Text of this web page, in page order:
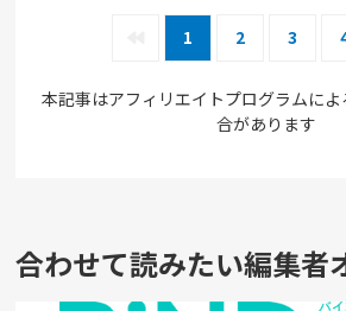
1 2 3
本記事はアフィリエイトプログラムに
合があります
合わせて読みたい編集者